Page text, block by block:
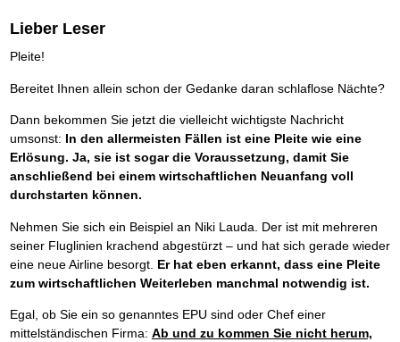
Lieber Leser
Pleite!
Bereitet Ihnen allein schon der Gedanke daran schlaflose Nächte?
Dann bekommen Sie jetzt die vielleicht wichtigste Nachricht
umsonst: In den allermeisten Fällen ist eine Pleite wie eine
Erlösung. Ja, sie ist sogar die Voraussetzung, damit Sie
anschließend bei einem wirtschaftlichen Neuanfang voll
durchstarten können.
Nehmen Sie sich ein Beispiel an Niki Lauda. Der ist mit mehreren
seiner Fluglinien krachend abgestürzt – und hat sich gerade wieder
eine neue Airline besorgt. Er hat eben erkannt, dass eine Pleite
zum wirtschaftlichen Weiterleben manchmal notwendig ist.
Egal, ob Sie ein so genanntes EPU sind oder Chef einer
mittelständischen Firma: Ab und zu kommen Sie nicht herum,